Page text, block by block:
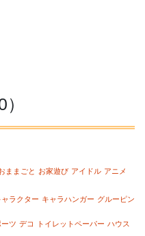
ままごと お家遊び アイドル アニメ
ャラクター キャラハンガー グルーピン
ーツ デコ トイレットペーパー ハウス